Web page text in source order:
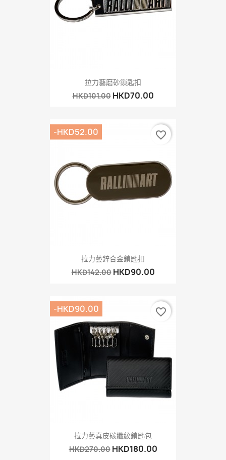
拉力藝磨砂鎖匙扣
HKD101.00 HKD70.00
拉力藝鋅合金鎖匙扣
HKD142.00 HKD90.00
-HKD52.00 favorite_border
拉力藝真皮碳纖紋鎖匙包
HKD270.00 HKD180.00
-HKD90.00 favorite_border